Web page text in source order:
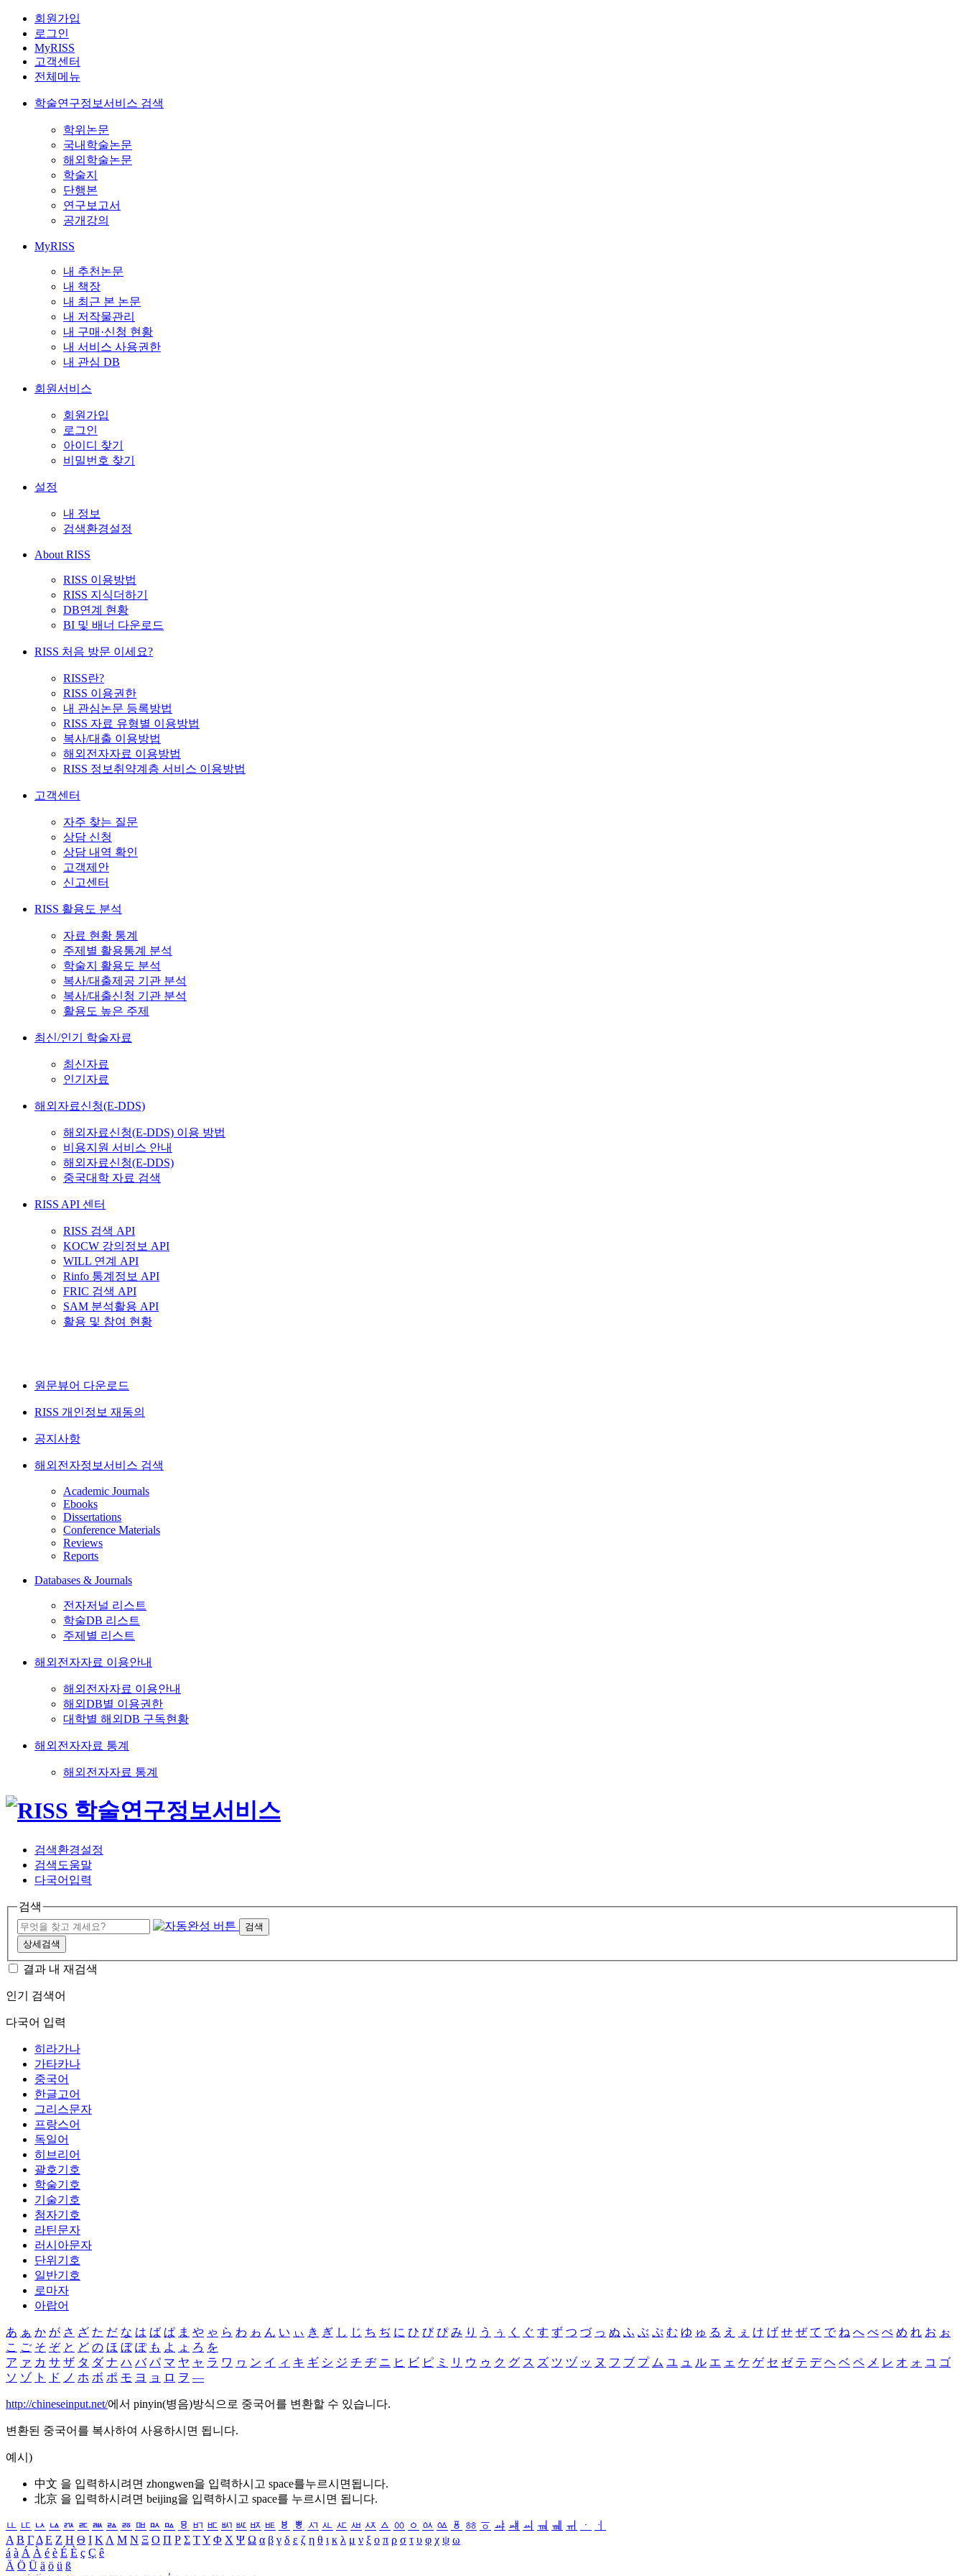
회원가입
로그인
MyRISS
고객센터
전체메뉴
학술연구정보서비스 검색
학위논문
국내학술논문
해외학술논문
학술지
단행본
연구보고서
공개강의
MyRISS
내 추천논문
내 책장
내 최근 본 논문
내 저작물관리
내 구매·신청 현황
내 서비스 사용권한
내 관심 DB
회원서비스
회원가입
로그인
아이디 찾기
비밀번호 찾기
설정
내 정보
검색환경설정
About RISS
RISS 이용방법
RISS 지식더하기
DB연계 현황
BI 및 배너 다운로드
RISS 처음 방문 이세요?
RISS란?
RISS 이용권한
내 관심논문 등록방법
RISS 자료 유형별 이용방법
복사/대출 이용방법
해외전자자료 이용방법
RISS 정보취약계층 서비스 이용방법
고객센터
자주 찾는 질문
상담 신청
상담 내역 확인
고객제안
신고센터
RISS 활용도 분석
자료 현황 통계
주제별 활용통계 분석
학술지 활용도 분석
복사/대출제공 기관 분석
복사/대출신청 기관 분석
활용도 높은 주제
최신/인기 학술자료
최신자료
인기자료
해외자료신청(E-DDS)
해외자료신청(E-DDS) 이용 방법
비용지원 서비스 안내
해외자료신청(E-DDS)
중국대학 자료 검색
RISS API 센터
RISS 검색 API
KOCW 강의정보 API
WILL 연계 API
Rinfo 통계정보 API
FRIC 검색 API
SAM 분석활용 API
활용 및 참여 현황
원문뷰어 다운로드
RISS 개인정보 재동의
공지사항
해외전자정보서비스 검색
Academic Journals
Ebooks
Dissertations
Conference Materials
Reviews
Reports
Databases & Journals
전자저널 리스트
학술DB 리스트
주제별 리스트
해외전자자료 이용안내
해외전자자료 이용안내
해외DB별 이용권한
대학별 해외DB 구독현황
해외전자자료 통계
해외전자자료 통계
검색환경설정
검색도움말
다국어입력
검색
검색
상세검색
결과 내 재검색
인기 검색어
다국어 입력
히라가나
가타카나
중국어
한글고어
그리스문자
프랑스어
독일어
히브리어
괄호기호
학술기호
기술기호
첨자기호
라틴문자
러시아문자
단위기호
일반기호
로마자
아랍어
あ ぁ か が さ ざ た だ な は ば ぱ ま や ゃ ら わ ゎ ん い ぃ き ぎ し じ ち ぢ に ひ び ぴ み り う ぅ く ぐ す ず つ づ っ ぬ ふ ぶ ぷ む ゆ ゅ る え ぇ け げ せ ぜ て で ね へ べ ぺ め れ お ぉ
こ ご そ ぞ と ど の ほ ぼ ぽ も よ ょ ろ を
ア ァ カ サ ザ タ ダ ナ ハ バ パ マ ヤ ャ ラ ワ ヮ ン イ ィ キ ギ シ ジ チ ヂ ニ ヒ ビ ピ ミ リ ウ ゥ ク グ ス ズ ツ ヅ ッ ヌ フ ブ プ ム ユ ュ ル エ ェ ケ ゲ セ ゼ テ デ ヘ ベ ペ メ レ オ ォ コ ゴ
ソ ゾ ト ド ノ ホ ボ ポ モ ヨ ョ ロ ヲ ―
http://chineseinput.net/에서 pinyin(병음)방식으로 중국어를 변환할 수 있습니다.
변환된 중국어를 복사하여 사용하시면 됩니다.
예시)
中文 을 입력하시려면 zhongwen을 입력하시고 space를누르시면됩니다.
北京 을 입력하시려면 beijing을 입력하시고 space를 누르시면 됩니다.
ㅥ ㅦ ㅧ ㅨ ㅩ ㅪ ㅫ ㅬ ㅭ ㅮ ㅯ ㅰ ㅱ ㅲ ㅳ ㅴ ㅵ ㅶ ㅷ ㅸ ㅹ ㅺ ㅻ ㅼ ㅽ ㅾ ㅿ ㆀ ㆁ ㆂ ㆃ ㆄ ㆅ ㆆ ㆇ ㆈ ㆉ ㆊ ㆋ ㆌ ㆍ
ㆎ
Α Β ΓΔ Ε Ζ Η Θ Ι ΚΛ Μ Ν Ξ Ο Π Ρ Σ ΤΥ Φ Χ Ψ Ω α β γ δ ε ζ η θ ι κ λ μ ν ξ ο π ρ σ τ υ φ χ ψ ω
á à Á À é è É È ç Ç ê
Ä Ö Ü ä ö ü ß